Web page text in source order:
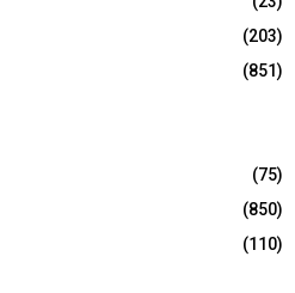
(203)
(851)
(75)
(850)
(110)